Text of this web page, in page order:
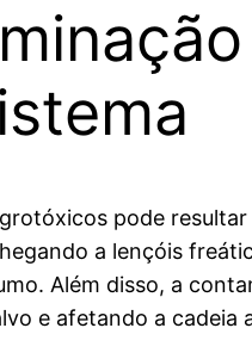
pode
a lençóis
Além disso, a
e afetando a cadeia